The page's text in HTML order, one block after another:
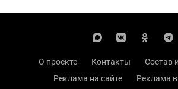
О проекте Контакты
Состав
Реклама на сайте
Реклама